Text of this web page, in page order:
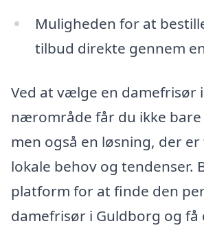
Muligheden for at
tilbud direkte gennem
Ved at vælge en damefrisør
nærområde får du ikke bare
men også en løsning, der
lokale behov og tendenser.
platform for at finde den
damefrisør i Guldborg og få